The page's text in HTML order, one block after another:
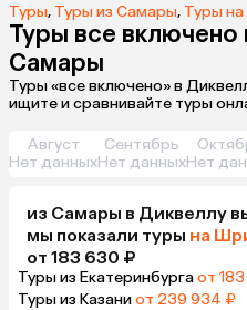
Туры, Туры из Самары, Туры
Туры все включено
Самары
Туры «все включено» в
ищите и сравнивайте туры
Август
Нет данных
Сентябрь
Нет данныхНет
из Самары в Диквеллу
мы показали туры на
от 183 630 ₽
Туры из Екатеринбургаот
Туры из Казаниот 239 934 ₽